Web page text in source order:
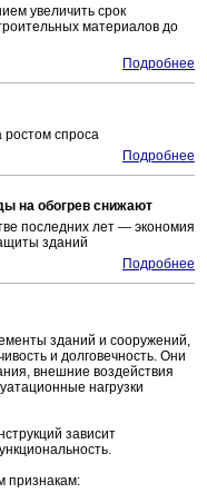
увеличить срок
материалов до
Подробнее
спроса
Подробнее
на обогрев снижают
последних лет — экономия
зданий
Подробнее
зданий и сооружений,
и долговечность. Они
внешние воздействия
нагрузки
зависит
признакам: